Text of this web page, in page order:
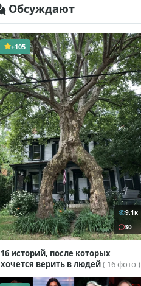
Обсуждают
+105
9,1к
30
16 историй, после которых
хочется верить в людей( 16 фото )